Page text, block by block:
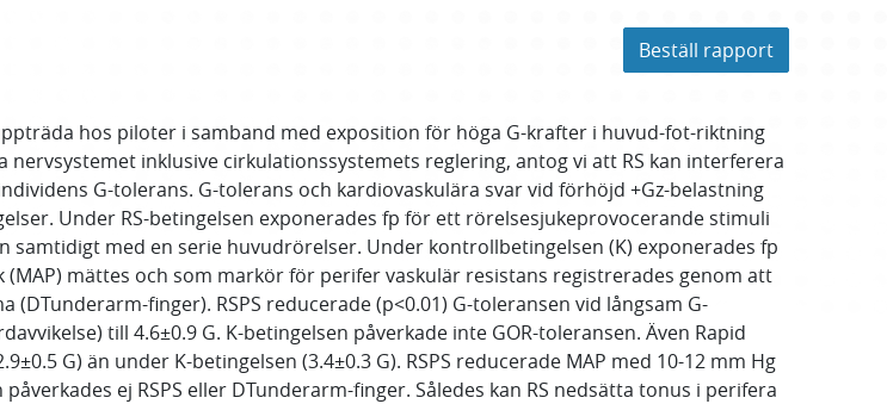
Beställ rapport
hos piloter i samband med exposition för höga G-krafter i huvud-fot-riktning
inklusive cirkulationssystemets reglering, antog vi att RS kan interferera
G-tolerans. G-tolerans och kardiovaskulära svar vid förhöjd +Gz-belastning
Under RS-betingelsen exponerades fp för ett rörelsesjukeprovocerande stimuli
samtidigt med en serie huvudrörelser. Under kontrollbetingelsen (K) exponerades fp
mättes och som markör för perifer vaskulär resistans registrerades genom att
finger). RSPS reducerade (p<0.01) G-toleransen vid långsam G-
till 4.6±0.9 G. K-betingelsen påverkade inte GOR-toleransen. Även Rapid
G) än under K-betingelsen (3.4±0.3 G). RSPS reducerade MAP med 10-12 mm Hg
ej RSPS eller DTunderarm-finger. Således kan RS nedsätta tonus i perifera